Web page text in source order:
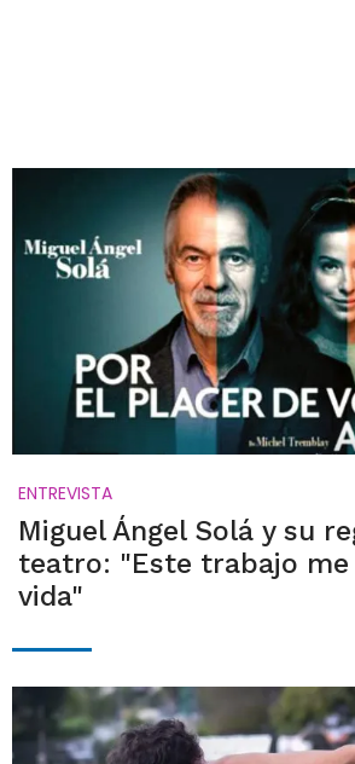
ENTREVISTA
Miguel Ángel Solá y su
teatro: "Este trabajo me
vida"